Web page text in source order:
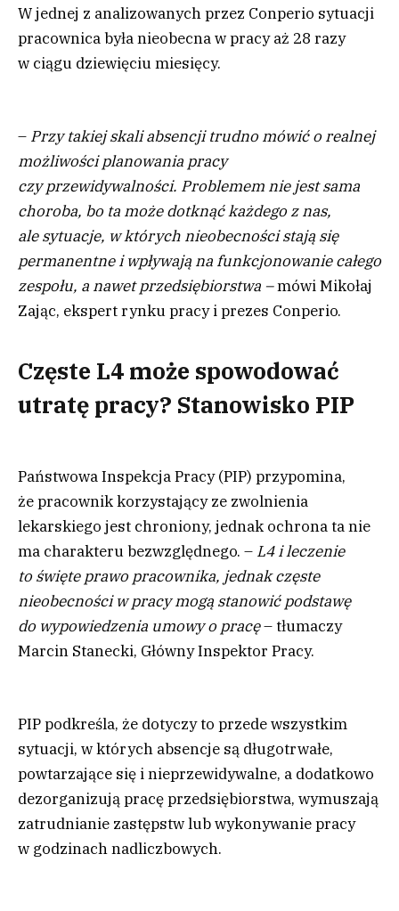
W jednej z analizowanych przez Conperio sytuacji
pracownica była nieobecna w pracy aż 28 razy
w ciągu dziewięciu miesięcy.
– Przy takiej skali absencji trudno mówić o realnej
możliwości planowania pracy
czy przewidywalności. Problemem nie jest sama
choroba, bo ta może dotknąć każdego z nas,
ale sytuacje, w których nieobecności stają się
permanentne i wpływają na funkcjonowanie całego
zespołu, a nawet przedsiębiorstwa –mówi Mikołaj
Zając, ekspert rynku pracy i prezes Conperio.
Częste L4 może spowodować
utratę pracy? Stanowisko PIP
Państwowa Inspekcja Pracy (PIP) przypomina,
że pracownik korzystający ze zwolnienia
lekarskiego jest chroniony, jednak ochrona ta nie
ma charakteru bezwzględnego. – L4 i leczenie
to święte prawo pracownika, jednak częste
nieobecności w pracy mogą stanowić podstawę
do wypowiedzenia umowy o pracę– tłumaczy
Marcin Stanecki, Główny Inspektor Pracy.
PIP podkreśla, że dotyczy to przede wszystkim
sytuacji, w których absencje są długotrwałe,
powtarzające się i nieprzewidywalne, a dodatkowo
dezorganizują pracę przedsiębiorstwa, wymuszają
zatrudnianie zastępstw lub wykonywanie pracy
w godzinach nadliczbowych.